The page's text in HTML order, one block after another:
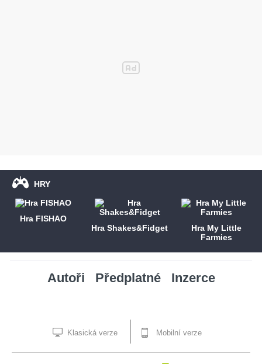
HRY
Hra FISHAO
Hra Shakes&Fidget
Hra My Little
Farmies
Autoři Předplatné Inzerce
Klasická verze Mobilní verze